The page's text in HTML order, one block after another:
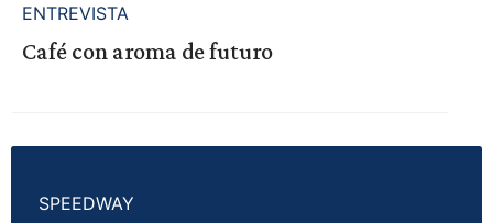
ENTREVISTA
Café con aroma de futuro
SPEEDWAY